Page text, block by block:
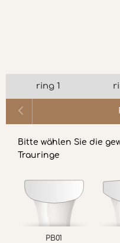
ring 1
Bitte wählen Sie die
Trauringe
PB01